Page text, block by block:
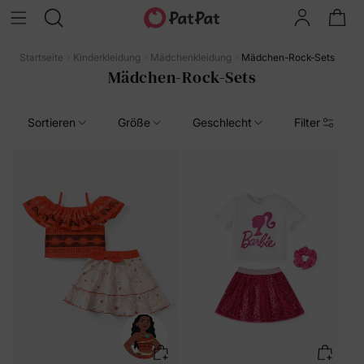
Startseite Kinderkleidung Mädchenkleidung Mädchen-Rock-Sets
Mädchen-Rock-Sets
Sortieren Größe Geschlecht Filter